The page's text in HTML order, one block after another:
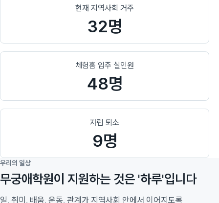
현재 지역사회 거주
32명
체험홈 입주 실인원
48명
자립 퇴소
9명
우리의 일상
무궁애학원이 지원하는 것은 '하루'입니다
일, 취미, 배움, 운동, 관계가 지역사회 안에서 이어지도록